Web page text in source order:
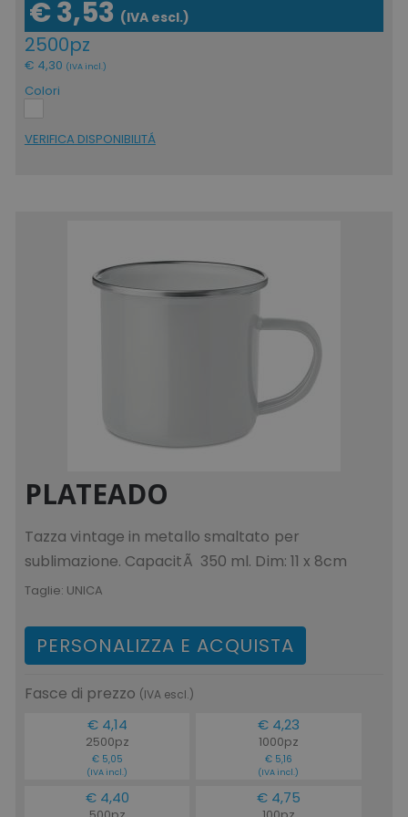
€ 3,53 (IVA escl.)
2500pz
€ 4,30 (IVA incl.)
Colori
VERIFICA DISPONIBILITÁ
PLATEADO
Tazza vintage in metallo smaltato per
sublimazione. CapacitÃ 350 ml. Dim: 11 x 8cm
Taglie: UNICA
PERSONALIZZA E ACQUISTA
Fasce di prezzo (IVA escl.)
€ 4,14
2500pz
€ 5,05
(IVA incl.)
€ 4,23
1000pz
€ 5,16
(IVA incl.)
€ 4,40 € 4,75
private_content_version
mage-messages
Adobe Inc.
product_data_storage